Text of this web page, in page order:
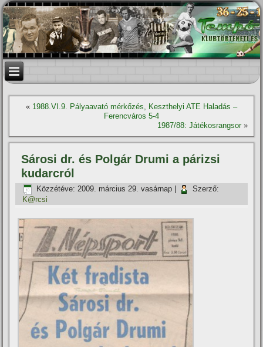
« 1988.VI.9. Pályaavató mérkőzés, Keszthelyi ATE Haladás –
Ferencváros 5-4
1987/88: Játékosrangsor»
Sárosi dr. és Polgár Drumi a párizsi
kudarcról
Közzétéve: 2009. március 29. vasárnap
Szerző:
K@rcsi